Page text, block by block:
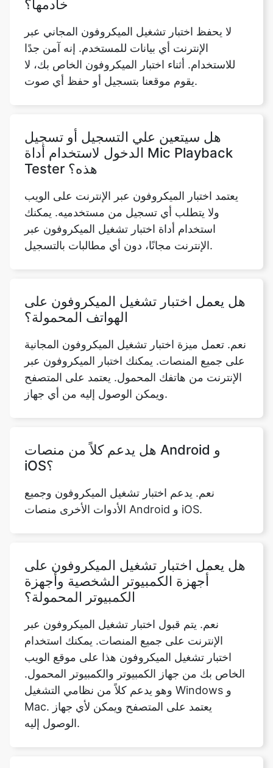
خادمها؟
لا يحفظ اختبار تشغيل الميكروفون المجاني عبر
الإنترنت أي بيانات للمستخدم. إنه آمن جدًا
للاستخدام. أثناء اختبار الميكروفون الخاص بك، لا
يقوم موقعنا بتسجيل أو حفظ أي صوت.
هل سيتعين علي التسجيل أو تسجيل
الدخول لاستخدام أداة Mic Playback
Tester هذه؟
يعتمد اختبار الميكروفون عبر الإنترنت على الويب
ولا يتطلب أي تسجيل من مستخدميه. يمكنك
استخدام أداة اختبار تشغيل الميكروفون عبر
الإنترنت مجانًا، دون أي مطالبات بالتسجيل.
هل يعمل اختبار تشغيل الميكروفون على
الهواتف المحمولة؟
نعم. تعمل ميزة اختبار تشغيل الميكروفون المجانية
على جميع المنصات. يمكنك اختبار الميكروفون عبر
الإنترنت من هاتفك المحمول. يعتمد على المتصفح
ويمكن الوصول إليه من أي جهاز.
هل يدعم كلاً من منصات Android و
iOS؟
نعم. يدعم اختبار تشغيل الميكروفون وجميع
الأدوات الأخرى منصات Android و iOS.
هل يعمل اختبار تشغيل الميكروفون على
أجهزة الكمبيوتر الشخصية وأجهزة
الكمبيوتر المحمولة؟
نعم. يتم قبول اختبار تشغيل الميكروفون عبر
الإنترنت على جميع المنصات. يمكنك استخدام
اختبار تشغيل الميكروفون هذا على موقع الويب
الخاص بك من جهاز الكمبيوتر والكمبيوتر المحمول.
وهو يدعم كلاً من نظامي التشغيل Windows و
Mac. يعتمد على المتصفح ويمكن لأي جهاز
الوصول إليه.